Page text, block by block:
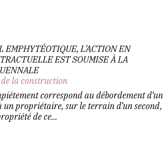
L’ACTION EN
EST SOUMISE À LA
la construction
correspond au débordement
propriétaire, sur le terrain d’un second,
de ce...